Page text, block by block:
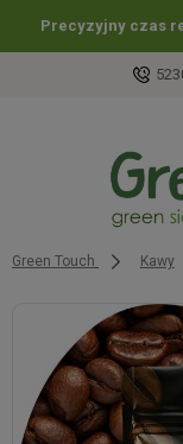
Precyzyjny czas
Green Touch Kawy